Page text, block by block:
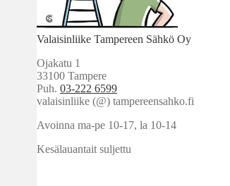
Valaisinliike Tampereen Sähkö Oy
Ojakatu 1
33100 Tampere
Puh. 03-222 6599
valaisinliike (@) tampereensahko.fi
Avoinna ma-pe 10-17, la 10-14
Kesälauantait suljettu